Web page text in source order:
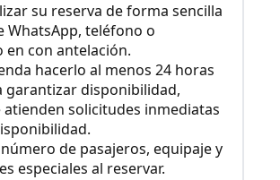
su reserva de forma sencilla
WhatsApp, teléfono o
con antelación.
hacerlo al menos 24 horas
garantizar disponibilidad,
atienden solicitudes inmediatas
de pasajeros, equipaje y
especiales al reservar.